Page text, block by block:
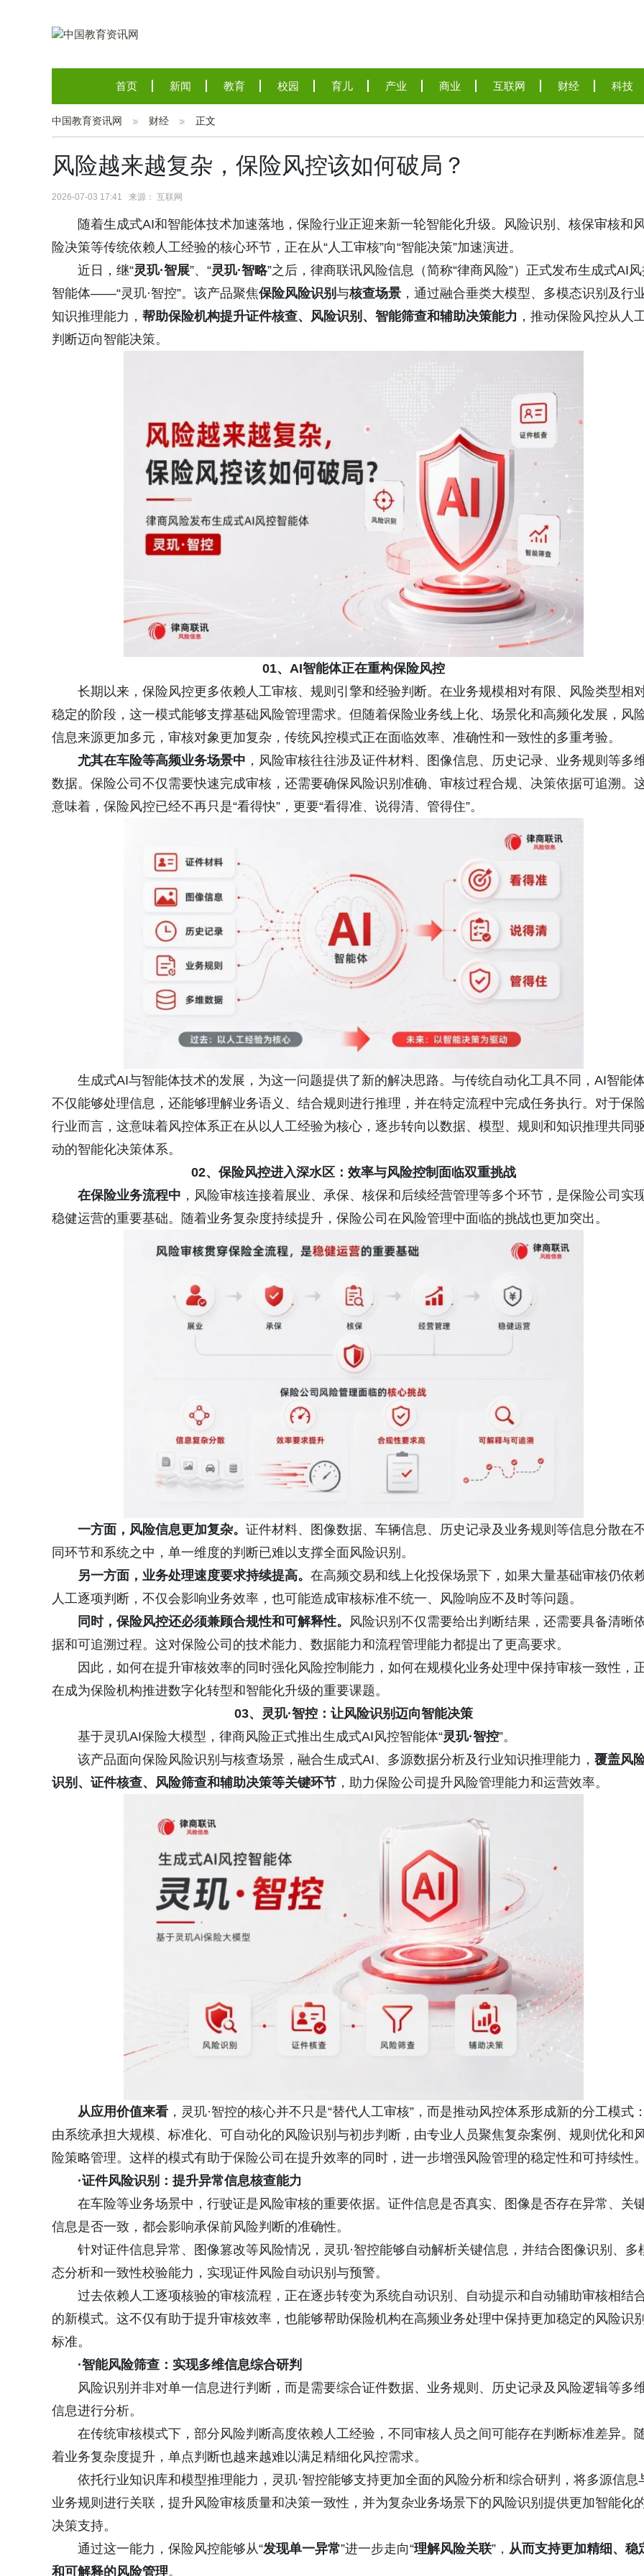
首页 新闻 教育 校园 育儿 产业 商业 互联网 财经 科技
中国教育资讯网 财经 正文
风险越来越复杂，保险风控该如何破局？
2026-07-03 17:41 来源： 互联网
随着生成式AI和智能体技术加速落地，保险行业正迎来新一轮智能化升级。风险识别、核保审核和
险决策等传统依赖人工经验的核心环节，正在从“人工审核”向“智能决策”加速演进。
近日，继“灵玑·智展”、“灵玑·智略”之后，律商联讯风险信息（简称“律商风险”）正式发布生成式AI风
智能体——“灵玑·智控”。该产品聚焦保险风险识别 与核查场景 ，通过融合垂类大模型、多模态识别及行
知识推理能力， 帮助保险机构提升证件核查、风险识别、智能筛查和辅助决策能力 ，推动保险风控从人
判断迈向智能决策。
01、AI智能体正在重构保险风控
长期以来，保险风控更多依赖人工审核、规则引擎和经验判断。在业务规模相对有限、风险类型相
稳定的阶段，这一模式能够支撑基础风险管理需求。但随着保险业务线上化、场景化和高频化发展，风
信息来源更加多元，审核对象更加复杂，传统风控模式正在面临效率、准确性和一致性的多重考验。
尤其在车险等高频业务场景中 ，风险审核往往涉及证件材料、图像信息、历史记录、业务规则等多
数据。保险公司不仅需要快速完成审核，还需要确保风险识别准确、审核过程合规、决策依据可追溯。
意味着，保险风控已经不再只是“看得快”，更要“看得准、说得清、管得住”。
生成式AI与智能体技术的发展，为这一问题提供了新的解决思路。与传统自动化工具不同，AI智能
不仅能够处理信息，还能够理解业务语义、结合规则进行推理，并在特定流程中完成任务执行。对于保
行业而言，这意味着风控体系正在从以人工经验为核心，逐步转向以数据、模型、规则和知识推理共同
动的智能化决策体系。
02、保险风控进入深水区：效率与风险控制面临双重挑战
在保险业务流程中 ，风险审核连接着展业、承保、核保和后续经营管理等多个环节，是保险公司实
稳健运营的重要基础。随着业务复杂度持续提升，保险公司在风险管理中面临的挑战也更加突出。
一方面，风险信息更加复杂。 证件材料、图像数据、车辆信息、历史记录及业务规则等信息分散在
同环节和系统之中，单一维度的判断已难以支撑全面风险识别。
另一方面，业务处理速度要求持续提高。 在高频交易和线上化投保场景下，如果大量基础审核仍依
人工逐项判断，不仅会影响业务效率，也可能造成审核标准不统一、风险响应不及时等问题。
同时，保险风控还必须兼顾合规性和可解释性。 风险识别不仅需要给出判断结果，还需要具备清晰
据和可追溯过程。这对保险公司的技术能力、数据能力和流程管理能力都提出了更高要求。
因此，如何在提升审核效率的同时强化风险控制能力，如何在规模化业务处理中保持审核一致性，
在成为保险机构推进数字化转型和智能化升级的重要课题。
03、灵玑·智控：让风险识别迈向智能决策
基于灵玑AI保险大模型，律商风险正式推出生成式AI风控智能体“灵玑·智控”。
该产品面向保险风险识别与核查场景，融合生成式AI、多源数据分析及行业知识推理能力， 覆盖风
识别、证件核查、风险筛查和辅助决策等关键环节 ，助力保险公司提升风险管理能力和运营效率。
从应用价值来看 ，灵玑·智控的核心并不只是“替代人工审核”，而是推动风控体系形成新的分工模式：
由系统承担大规模、标准化、可自动化的风险识别与初步判断，由专业人员聚焦复杂案例、规则优化和
险策略管理。这样的模式有助于保险公司在提升效率的同时，进一步增强风险管理的稳定性和可持续性。
·证件风险识别：提升异常信息核查能力
在车险等业务场景中，行驶证是风险审核的重要依据。证件信息是否真实、图像是否存在异常、关
信息是否一致，都会影响承保前风险判断的准确性。
针对证件信息异常、图像篡改等风险情况，灵玑·智控能够自动解析关键信息，并结合图像识别、多
态分析和一致性校验能力，实现证件风险自动识别与预警。
过去依赖人工逐项核验的审核流程，正在逐步转变为系统自动识别、自动提示和自动辅助审核相结
的新模式。这不仅有助于提升审核效率，也能够帮助保险机构在高频业务处理中保持更加稳定的风险识别
标准。
·智能风险筛查：实现多维信息综合研判
风险识别并非对单一信息进行判断，而是需要综合证件数据、业务规则、历史记录及风险逻辑等多
信息进行分析。
在传统审核模式下，部分风险判断高度依赖人工经验，不同审核人员之间可能存在判断标准差异。
着业务复杂度提升，单点判断也越来越难以满足精细化风控需求。
依托行业知识库和模型推理能力，灵玑·智控能够支持更加全面的风险分析和综合研判，将多源信息
业务规则进行关联，提升风险审核质量和决策一致性，并为复杂业务场景下的风险识别提供更加智能化
决策支持。
通过这一能力，保险风控能够从“发现单一异常”进一步走向“理解风险关联”， 从而支持更加精细、稳
和可解释的风险管理。